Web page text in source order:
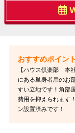
【ハウス倶楽部 本
にある単身者用のお
すい立地です！角部
費用を抑えられます
ン設置済みです！